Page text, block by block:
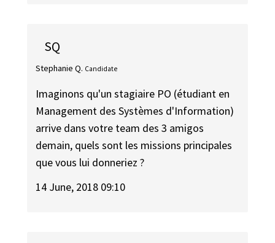
SQ
Stephanie Q. Candidate
Imaginons qu'un stagiaire PO (étudiant en
Management des Systèmes d'Information)
arrive dans votre team des 3 amigos
demain, quels sont les missions principales
que vous lui donneriez ?
14 June, 2018 09:10